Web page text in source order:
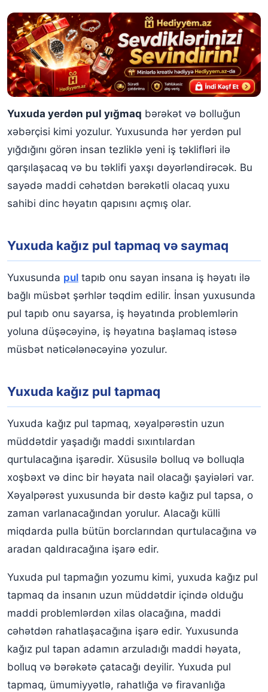
Yuxuda yerdən pul yığmaq bərəkət və bolluğun
xəbərçisi kimi yozulur. Yuxusunda hər yerdən pul
yığdığını görən insan tezliklə yeni iş təklifləri ilə
qarşılaşacaq və bu təklifi yaxşı dəyərləndirəcək. Bu
sayədə maddi cəhətdən bərəkətli olacaq yuxu
sahibi dinc həyatın qapısını açmış olar.
Yuxuda kağız pul tapmaq və saymaq
Yuxusunda pul tapıb onu sayan insana iş həyatı ilə
bağlı müsbət şərhlər təqdim edilir. İnsan yuxusunda
pul tapıb onu sayarsa, iş həyatında problemlərin
yoluna düşəcəyinə, iş həyatına başlamaq istəsə
müsbət nəticələnəcəyinə yozulur.
Yuxuda kağız pul tapmaq
Yuxuda kağız pul tapmaq, xəyalpərəstin uzun
müddətdir yaşadığı maddi sıxıntılardan
qurtulacağına işarədir. Xüsusilə bolluq və bolluqla
xoşbəxt və dinc bir həyata nail olacağı şayiələri var.
Xəyalpərəst yuxusunda bir dəstə kağız pul tapsa, o
zaman varlanacağından yorulur. Alacağı külli
miqdarda pulla bütün borclarından qurtulacağına və
aradan qaldıracağına işarə edir.
Yuxuda pul tapmağın yozumu kimi, yuxuda kağız pul
tapmaq da insanın uzun müddətdir içində olduğu
maddi problemlərdən xilas olacağına, maddi
cəhətdən rahatlaşacağına işarə edir. Yuxusunda
kağız pul tapan adamın arzuladığı maddi həyata,
bolluq və bərəkətə çatacağı deyilir. Yuxuda pul
tapmaq, ümumiyyətlə, rahatlığa və firavanlığa